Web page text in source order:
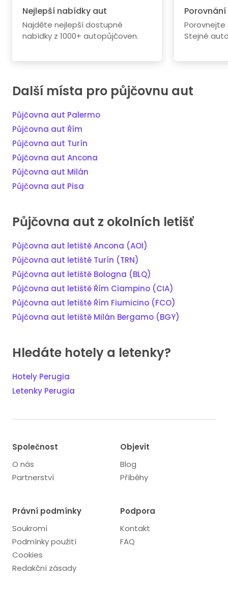
Nejlepší nabídky aut
Najděte nejlepší dostupné
nabídky z 1000+ autopůjčoven.
Stejné
Další místa pro půjčovnu aut
Půjčovna aut Palermo
Půjčovna aut Řím
Půjčovna aut Turín
Půjčovna aut Ancona
Půjčovna aut Milán
Půjčovna aut Pisa
Půjčovna aut z okolních letišť
Půjčovna aut letiště Ancona (AOI)
Půjčovna aut letiště Turín (TRN)
Půjčovna aut letiště Bologna (BLQ)
Půjčovna aut letiště Řím Ciampino (CIA)
Půjčovna aut letiště Řím Fiumicino (FCO)
Půjčovna aut letiště Milán Bergamo (BGY)
Hledáte hotely a letenky?
Hotely Perugia
Letenky Perugia
Společnost
O nás
Partnerství
Objevit
Blog
Příběhy
Právní podmínky
Soukromí
Podmínky použití
Cookies
Redakční zásady
Podpora
Kontakt
FAQ